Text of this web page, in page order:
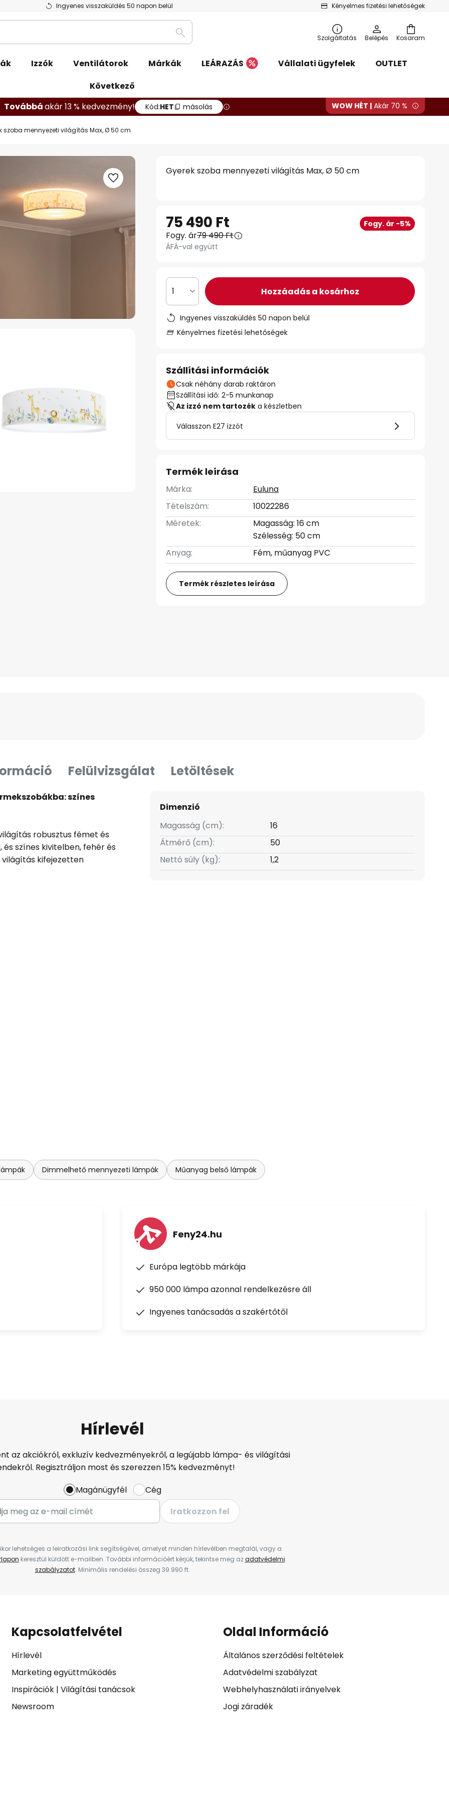
Ingyenes visszaküldés 50 napon belül Kényelmes fizetési lehetőségek
Kosaram
Keresés
Szolgáltatás Belépés
Izzók Ventilátorok Márkák LEÁRAZÁS Vállalati ügyfelek
OUTLET
Következő
Továbbáakár 13 % kedvezmény! Kód:HET másolás WOW HÉT | Akár 70 %
szoba mennyezeti világítás Max, Ø 50 cm
Gyerek szoba mennyezeti világítás Max, Ø 50 cm
75 490 Ft Fogy. ár -5%
Fogy. ár79 490 Ft
ÁFÁ-val együtt
1 Hozzáadás a kosárhoz
Ingyenes visszaküldés 50 napon belül
Kényelmes fizetési lehetőségek
Szállítási információk
Csak néhány darab raktáron
Szállítási idő: 2-5 munkanap
Az izzó nem tartozék a készletben
Válasszon E27 izzót
Termék leírása
Márka:
Euluna
Tételszám:
10022286
Méretek:
Magasság: 16 cm
Szélesség: 50 cm
Anyag:
Fém, műanyag PVC
Termék részletes leírása
Felülvizsgálat Letöltések
színes
robusztus fémet és
színes kivitelben, fehér és
kifejezetten
kialakításával játékos
ideális választássá teszi
kiemelkedő tulajdonsága,
amely nem
pihenés.
Dimenzió
Magasság (cm):
16
Átmérő (cm):
50
Nettó súly (kg):
1,2
Dimmelhető mennyezeti lámpák Műanyag belső lámpák
Feny24.hu
Európa legtöbb márkája
950 000 lámpa azonnal rendelkezésre áll
Ingyenes tanácsadás a szakértőtől
Hírlevél
az akciókról, exkluzív kedvezményekről, a legújabb lámpa- és világítási
Regisztráljon most és szerezzen 15% kedvezményt!
Magánügyfél
Cég
Iratkozzon fel
lehetséges a leiratkozási link segítségével, amelyet minden hírlevélben megtalál, vagy a
keresztül küldött e-mailben. További információért kérjük, tekintse meg azadatvédelmi
szabályzatot. Minimális rendelési összeg 39 990 ft.
Kapcsolatfelvétel
Hírlevél
Marketing együttműködés
Inspirációk| Világítási tanácsok
Newsroom
Oldal Információ
Általános szerződési feltételek
Adatvédelmi szabályzat
Webhelyhasználati irányelvek
Jogi záradék